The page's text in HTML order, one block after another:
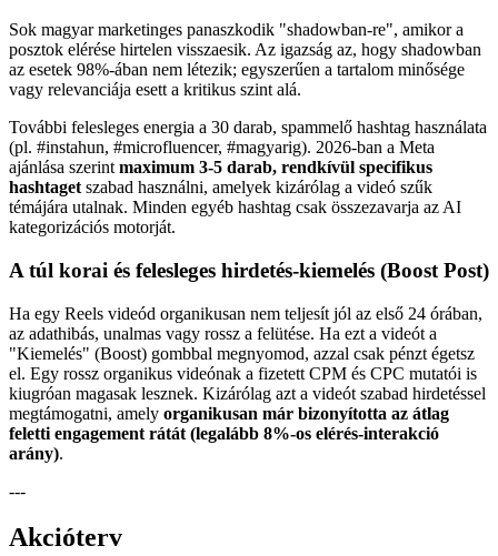
Sok magyar marketinges panaszkodik "shadowban-re", amikor a
posztok elérése hirtelen visszaesik. Az igazság az, hogy shadowban
az esetek 98%-ában nem létezik; egyszerűen a tartalom minősége
vagy relevanciája esett a kritikus szint alá.
További felesleges energia a 30 darab, spammelő hashtag használata
(pl. #instahun, #microfluencer, #magyarig). 2026-ban a Meta
ajánlása szerint maximum 3-5 darab, rendkívül specifikus
hashtaget szabad használni, amelyek kizárólag a videó szűk
témájára utalnak. Minden egyéb hashtag csak összezavarja az AI
kategorizációs motorját.
A túl korai és felesleges hirdetés-kiemelés (Boost Post)
Ha egy Reels videód organikusan nem teljesít jól az első 24 órában,
az adathibás, unalmas vagy rossz a felütése. Ha ezt a videót a
"Kiemelés" (Boost) gombbal megnyomod, azzal csak pénzt égetsz
el. Egy rossz organikus videónak a fizetett CPM és CPC mutatói is
kiugróan magasak lesznek. Kizárólag azt a videót szabad hirdetéssel
megtámogatni, amely organikusan már bizonyította az átlag
feletti engagement rátát (legalább 8%-os elérés-interakció
arány).
---
Akcióterv